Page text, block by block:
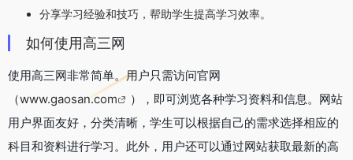
分享学习经验和技巧，帮助学生提高学习效率。
如何使用高三网
使用高三网非常简单。用户只需访问官网
（www.gaosan.com
），即可浏览各种学习资料和信息。网站
用户界面友好，分类清晰，学生可以根据自己的需求选择相应的
科目和资料进行学习。此外，用户还可以通过网站获取最新的高